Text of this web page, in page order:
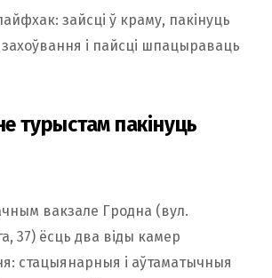
зайсці ў краму, пакінуць
і пайсці шпацыраваць
турыстам пакінуць
вакзале Гродна (вул.
37) ёсць два віды камер
стацыянарныя і аўтаматычныя